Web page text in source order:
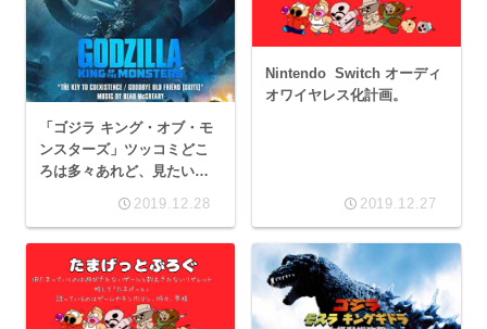
「ゴジラ キング・オブ・モ
ンスターズ」ツッコミどこ
ろは多々あれど、見たいも
2019.12.28
Nintendo Switch オーディ
オワイヤレス化計画。
2019.12.27